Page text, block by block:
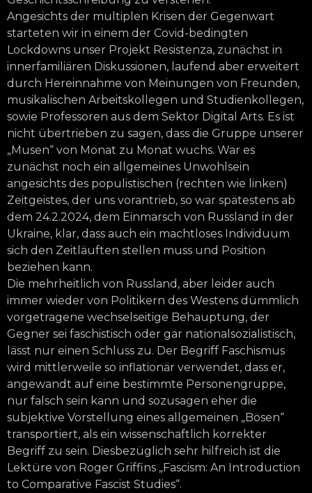
Angesichts der multiplen Krisen der Gegenwart
starteten wir in einem der Covid-bedingten
Lockdowns unser Projekt Resistenza, zunächst in
innerfamiliären Diskussionen, laufend aber erweitert
durch Hereinnahme von Meinungen von Freunden,
musikalischen Arbeitskollegen und Studienkollegen,
sowie Professoren aus dem Sektor Digital Arts. Es ist
nicht übertrieben zu sagen, dass die Gruppe unserer
„Musen“ von Monat zu Monat wuchs. War es
zunächst noch ein allgemeines Unwohlsein
angesichts des populistischen (rechten wie linken)
Zeitgeistes, der uns vorantrieb, so war spätestens ab
dem 24.2.2024, dem Einmarsch von Russland in der
Ukraine, klar, dass auch ein machtloses Individuum
sich den Zeitläuften stellen muss und Position
beziehen kann.
Die mehrheitlich von Russland, aber leider auch
immer wieder von Politikern des Westens dümmlich
vorgetragene wechselseitige Behauptung, der
Gegner sei faschistisch oder gar nationalsozialistisch,
lässt nur einen Schluss zu. Der Begriff Faschismus
wird mittlerweile so inflationär verwendet, dass er,
angewandt auf eine bestimmte Personengruppe,
nur falsch sein kann und sozusagen eher die
subjektive Vorstellung eines allgemeinen „Bösen“
transportiert, als ein wissenschaftlich korrekter
Begriff zu sein. Diesbezüglich sehr hilfreich ist die
Lektüre von Roger Griffins „Fascism: An Introduction
to Comparative Fascist Studies“.